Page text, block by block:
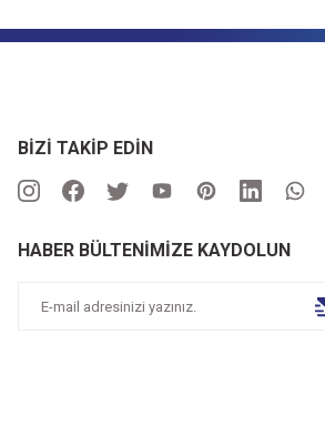
BİZİ TAKİP EDİN
HABER BÜLTENİMİZE KAYDOLUN